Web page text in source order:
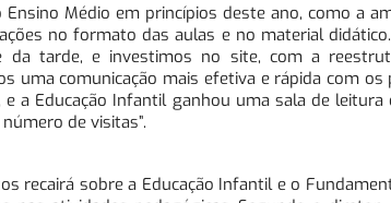
Médio em princípios deste ano, como a
no formato das aulas e no material
da tarde, e investimos no site, com a
uma comunicação mais efetiva e rápida com os
a Educação Infantil ganhou uma sala de
de visitas”.
recairá sobre a Educação Infantil e o